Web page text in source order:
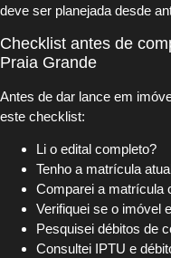
deve ser planejada desde
Checklist antes de
Praia Grande
Antes de dar lance em
este checklist:
Li o edital completo?
Tenho a matrícula
Comparei a matrícula
Verifiquei se o imóvel
Pesquisei débitos de
Consultei IPTU e